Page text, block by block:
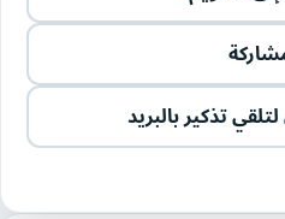
تذكير بالبريد